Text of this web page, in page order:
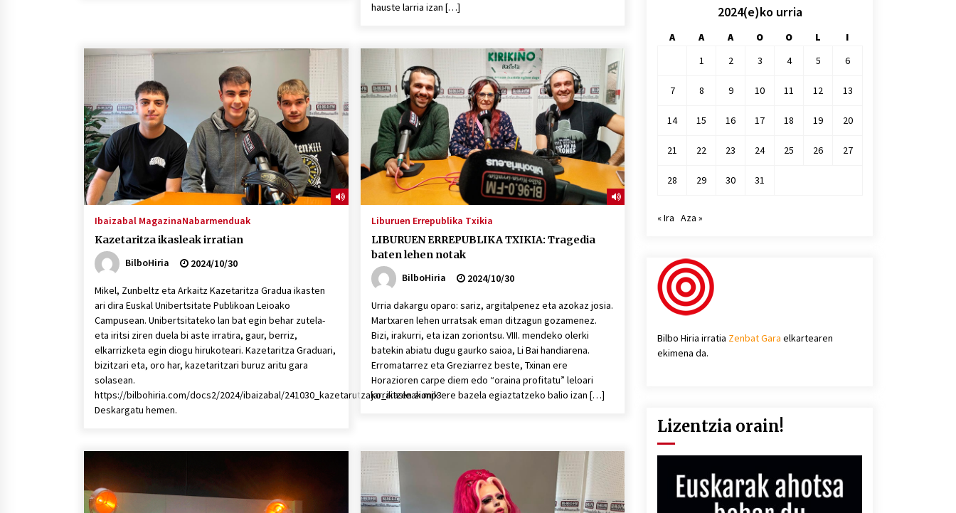
hauste larria izan […]
Ibaizabal MagazinaNabarmenduak
Kazetaritza ikasleak irratian
BilboHiria
2024/10/30
Mikel, Zunbeltz eta Arkaitz Kazetaritza Gradua ikasten
ari dira Euskal Unibertsitate Publikoan Leioako
Campusean. Unibertsitateko lan bat egin behar zutela-
eta iritsi ziren duela bi aste irratira, gaur, berriz,
elkarrizketa egin diogu hirukoteari. Kazetaritza Graduari,
bizitzari eta, oro har, kazetaritzari buruz aritu gara
solasean.
https://bilbohiria.com/docs2/2024/ibaizabal/241030_kazetarutzako_ikasleak.mp3
Deskargatu hemen.
Liburuen Errepublika Txikia
LIBURUEN ERREPUBLIKA TXIKIA: Tragedia
baten lehen notak
BilboHiria
2024/10/30
Urria dakargu oparo: sariz, argitalpenez eta azokaz josia.
Martxaren lehen urratsak eman ditzagun gozamenez.
Bizi, irakurri, eta izan zoriontsu. VIII. mendeko olerki
batekin abiatu dugu gaurko saioa, Li Bai handiarena.
Erromatarrez eta Greziarrez beste, Txinan ere
Horazioren carpe diem edo “oraina profitatu” leloari
jarraitzen zionik ere bazela egiaztatzeko balio izan […]
2024(e)ko urria
A A A O O L
I
1
2 3 4 5 6
7 8 9 10 11 12 13
14 15 16 17 18 19 20
21 22 23 24 25 26 27
28 29 30 31
« Ira Aza »
Bilbo Hiria irratia Zenbat Gara elkartearen
ekimena da.
Lizentzia orain!